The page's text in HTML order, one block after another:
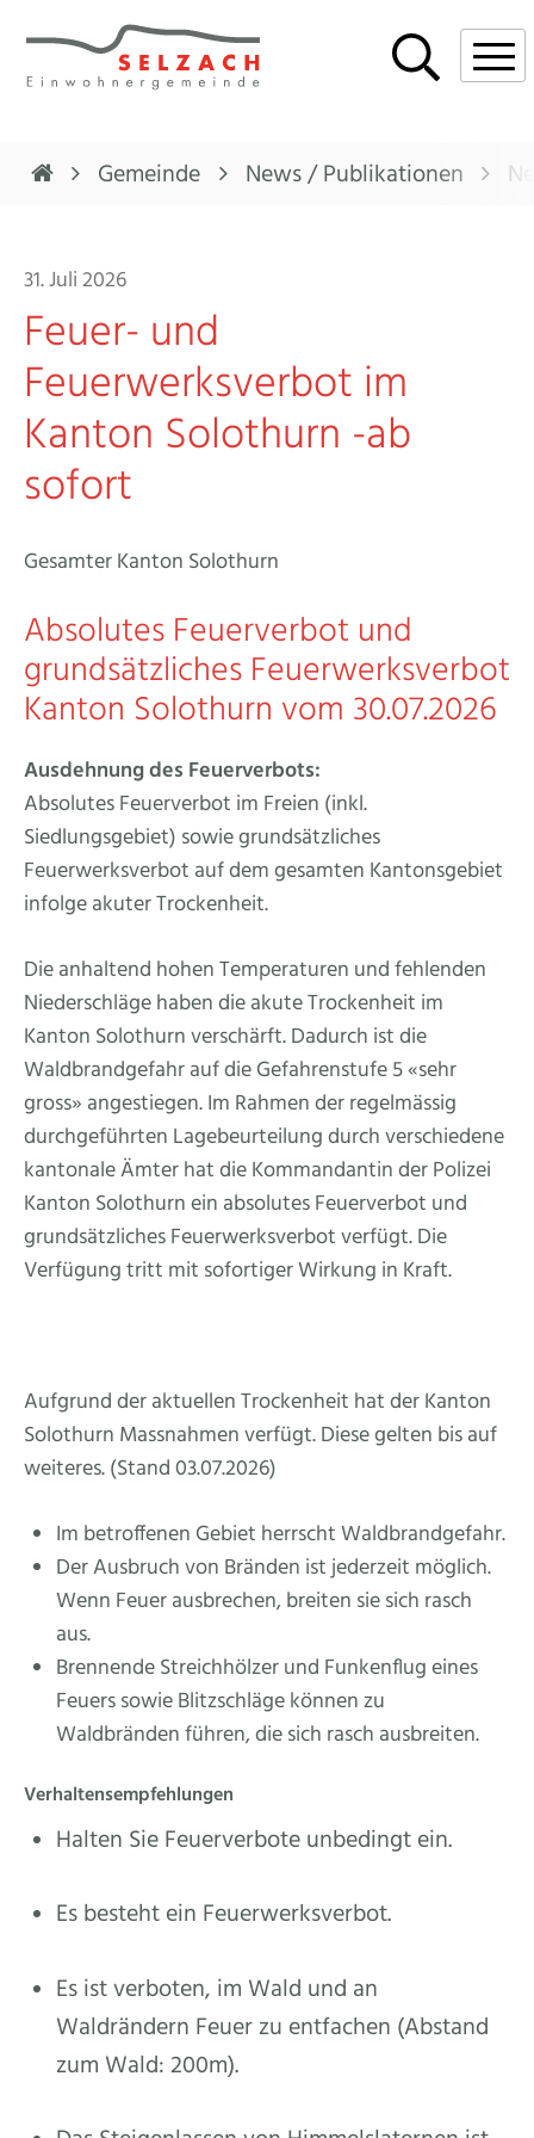
Navigieren in Selzach
Schnellnavigation
Gemeinde News / Publikationen
Feuer- und
Feuerwerksverbot im
Kanton Solothurn -ab
sofort
31. Juli 2026
Gesamter Kanton Solothurn
Absolutes Feuerverbot und
grundsätzliches Feuerwerksverbot
Kanton Solothurn vom 30.07.2026
Ausdehnung des Feuerverbots:
Absolutes Feuerverbot im Freien (inkl.
Siedlungsgebiet) sowie grundsätzliches
Feuerwerksverbot auf dem gesamten Kantonsgebiet
infolge akuter Trockenheit.
Die anhaltend hohen Temperaturen und fehlenden
Niederschläge haben die akute Trockenheit im
Kanton Solothurn verschärft. Dadurch ist die
Waldbrandgefahr auf die Gefahrenstufe 5 «sehr
gross» angestiegen. Im Rahmen der regelmässig
durchgeführten Lagebeurteilung durch verschiedene
kantonale Ämter hat die Kommandantin der Polizei
Kanton Solothurn ein absolutes Feuerverbot und
grundsätzliches Feuerwerksverbot verfügt. Die
Verfügung tritt mit sofortiger Wirkung in Kraft.
Aufgrund der aktuellen Trockenheit hat der Kanton
Solothurn Massnahmen verfügt. Diese gelten bis auf
weiteres. (Stand 03.07.2026)
Im betroffenen Gebiet herrscht Waldbrandgefahr.
Der Ausbruch von Bränden ist jederzeit möglich.
Wenn Feuer ausbrechen, breiten sie sich rasch
aus.
Brennende Streichhölzer und Funkenflug eines
Feuers sowie Blitzschläge können zu
Waldbränden führen, die sich rasch ausbreiten.
Verhaltensempfehlungen
Halten Sie Feuerverbote unbedingt ein.
Es besteht ein Feuerwerksverbot.
Es ist verboten, im Wald und an
Waldrändern Feuer zu entfachen (Abstand
zum Wald: 200m).